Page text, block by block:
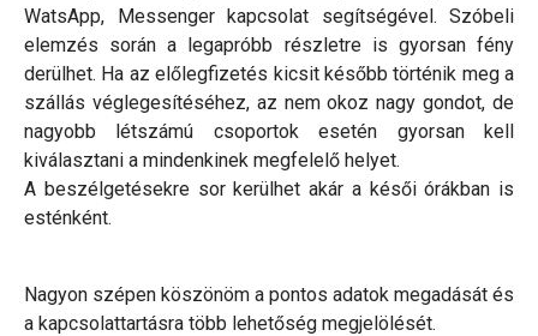
WatsApp, Messenger kapcsolat segítségével. Szóbeli
elemzés során a legapróbb részletre is gyorsan fény
derülhet. Ha az előlegfizetés kicsit később történik meg a
szállás véglegesítéséhez, az nem okoz nagy gondot, de
nagyobb létszámú csoportok esetén gyorsan kell
kiválasztani a mindenkinek megfelelő helyet.
A beszélgetésekre sor kerülhet akár a késői órákban is
esténként.
Nagyon szépen köszönöm a pontos adatok megadását és
a kapcsolattartásra több lehetőség megjelölését.